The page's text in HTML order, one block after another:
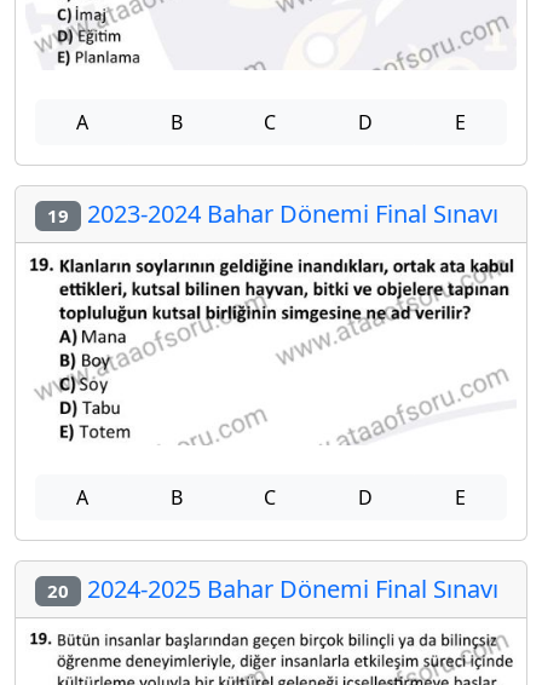
A B C D E
19 2023-2024 Bahar Dönemi Final Sınavı
A B C D E
20 2024-2025 Bahar Dönemi Final Sınavı